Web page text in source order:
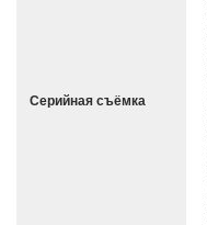
Серийная съёмка